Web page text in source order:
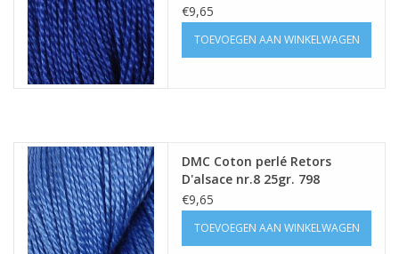
€9,65
TOEVOEGEN AAN WINKELWAGEN
DMC Coton perlé Retors
D'alsace nr.8 25gr. 798
€9,65
TOEVOEGEN AAN WINKELWAGEN